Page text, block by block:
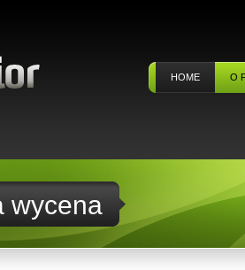
HOME O
wycena